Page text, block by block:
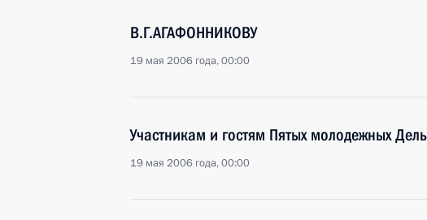
В.Г.АГАФОННИКОВУ
19 мая 2006 года, 00:00
Участникам и гостям Пятых молодежных
19 мая 2006 года, 00:00